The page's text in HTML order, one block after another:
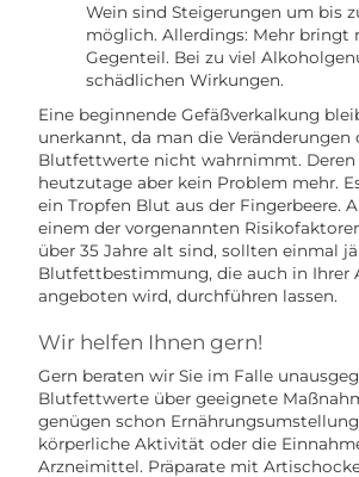
Wein sind Steigerungen um bis
möglich. Allerdings: Mehr bringt
Gegenteil. Bei zu viel
schädlichen Wirkungen.
Eine beginnende Gefäßverkalkung
unerkannt, da man die Veränderungen
Blutfettwerte nicht wahrnimmt.
heutzutage aber kein Problem mehr.
ein Tropfen Blut aus der Fingerbeere.
einem der vorgenannten
über 35 Jahre alt sind, sollten einmal
Blutfettbestimmung, die auch in Ihrer
angeboten wird, durchführen lassen.
Wir helfen Ihnen gern!
Gern beraten wir Sie im Falle
Blutfettwerte über geeignete
genügen schon
körperliche Aktivität oder die
Arzneimittel. Präparate mit